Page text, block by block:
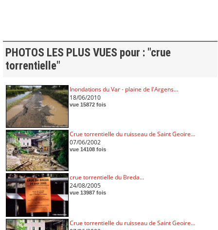
PHOTOS LES PLUS VUES pour : "crue
torrentielle"
Inondations du Var - plaine de l'Argens...
18/06/2010
vue 15872 fois
Crue torrentielle du ruisseau de Saint Geoire...
07/06/2002
vue 14108 fois
crue torrentielle du Breda...
24/08/2005
vue 13987 fois
Crue torrentielle du ruisseau de Saint Geoire...